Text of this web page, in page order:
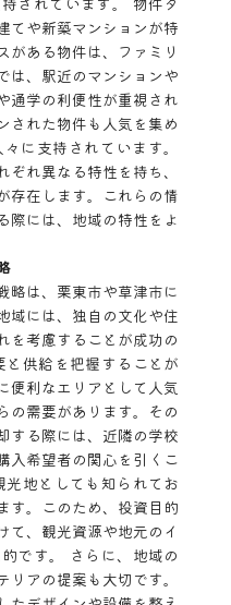
てや新築マンションが特
がある物件は、ファミリ
は、駅近のマンションや
通学の利便性が重視され
された物件も人気を集め
に支持されています。
れ異なる特性を持ち、
存在します。これらの情
際には、地域の特性をよ
略は、栗東市や草津市に
域には、独自の文化や住
を考慮することが成功の
供給を把握することが
便利なエリアとして人気
の需要があります。その
する際には、近隣の学校
入希望者の関心を引くこ
地としても知られてお
す。このため、投資目的
て、観光資源や地元のイ
です。 さらに、地域の
アの提案も大切です。